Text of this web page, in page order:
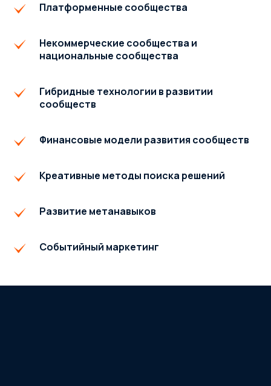
Платформенные сообщества
Некоммерческие сообщества и
национальные сообщества
Гибридные технологии в развитии
сообществ
Финансовые модели развития сообществ
Креативные методы поиска решений
Развитие метанавыков
Событийный маркетинг